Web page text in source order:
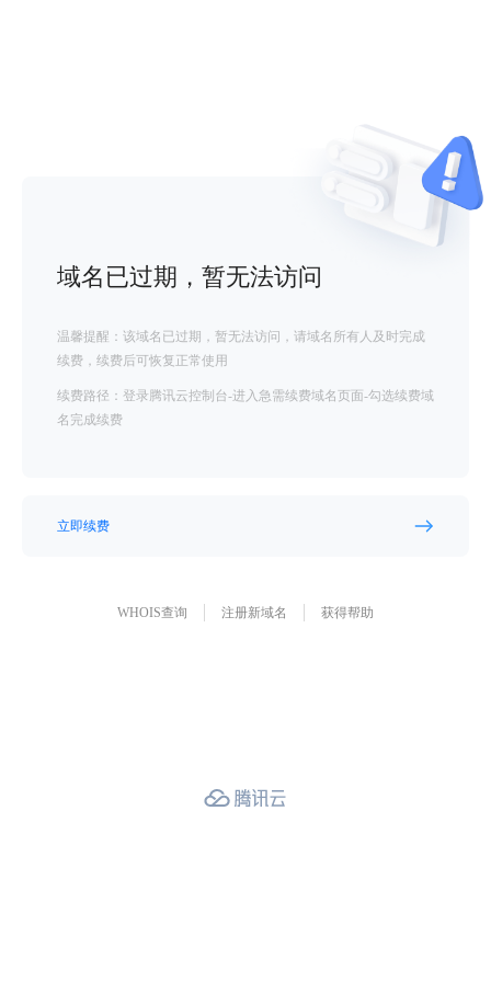
域名已过期，暂无法访问
温馨提醒：该域名已过期，暂无法访问，请域名所有人及时完成
续费，续费后可恢复正常使用
续费路径：登录腾讯云控制台-进入急需续费域名页面-勾选续费域
名完成续费
立即续费
WHOIS查询 注册新域名 获得帮助